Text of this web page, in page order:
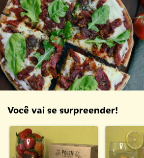
Você vai se surpreender!